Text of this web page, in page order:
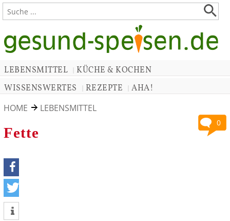
LEBENSMITTEL
KÜCHE & KOCHEN
WISSENSWERTES
REZEPTE
AHA!
HOME
LEBENSMITTEL
0
Fette
teilen
tweet